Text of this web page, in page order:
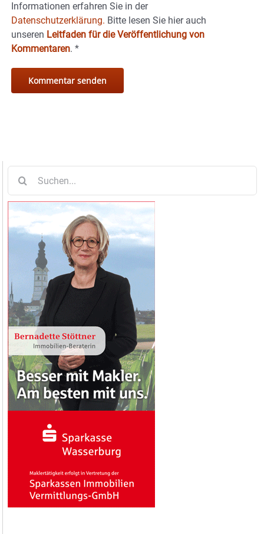
Informationen erfahren Sie in der
Datenschutzerklärung. Bitte lesen Sie hier auch
unseren Leitfaden für die Veröffentlichung von
Kommentaren. *
nach: